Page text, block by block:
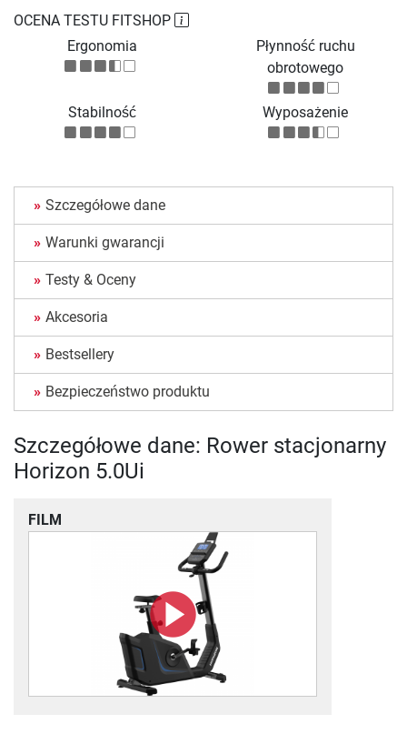
OCENA TESTU FITSHOP
Ergonomia
Płynność ruchu
obrotowego
Stabilność Wyposażenie
Szczegółowe dane
Warunki gwarancji
Testy & Oceny
Akcesoria
Bestsellery
Bezpieczeństwo produktu
Szczegółowe dane: Rower stacjonarny
Horizon 5.0Ui
FILM